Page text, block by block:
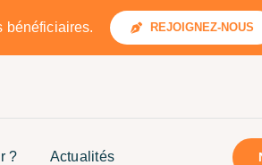
bénéficiaires. REJOIGNEZ-NOUS
? Actualités